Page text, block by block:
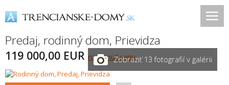
Predaj, rodinný dom, Prievidza
119 000,00 EUR navrhnúť cenuZobraziť 13 fotografií v galérii